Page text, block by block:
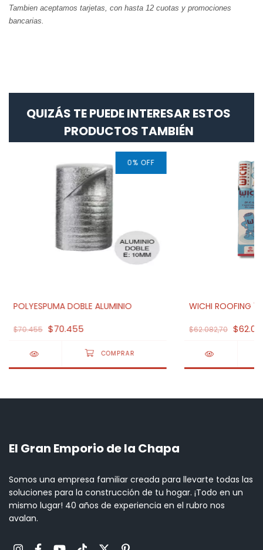
Tambien aceptamos tarjetas, con hasta 12 cuotas y promociones
bancarias.
QUIZÁS TE PUEDE INTERESAR ESTOS
PRODUCTOS TAMBIÉN
0% OFF
POLYESPUMA DOBLE ALUMINIO
$70.455 $70.455
WICHI ROOFING
$62.082,70
El Gran Emporio de la Chapa
Somos una empresa familiar creada para llevarte todas las
soluciones para la construcción de tu hogar. ¡Todo en un
mismo lugar! 40 años de experiencia en el rubro nos
avalan.